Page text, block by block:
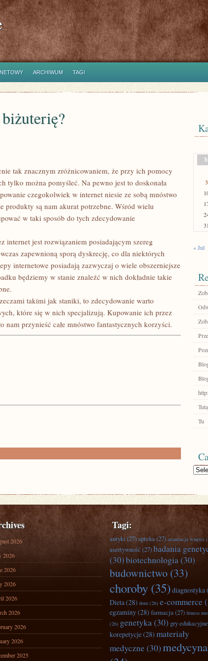
ARCHIWUM TAGI
tak znacznym zróżnicowaniem, że przy ich pomocy
tylko można pomyśleć. Na pewno jest to doskonała
czegokolwiek w internet niesie ze sobą mnóstwo
produkty są nam akurat potrzebne. Wśród wielu
w taki sposób do tych zdecydowanie
jest rozwiązaniem posiadającym szereg
zapewnioną sporą dyskrecję, co dla niektórych
internetowe posiadają zazwyczaj o wiele obszerniejsze
będziemy w stanie znaleźć w nich dokładnie takie
takimi jak staniki, to zdecydowanie warto
które się w nich specjalizują. Kupowanie ich przez
przynieść całe mnóstwo fantastycznych korzyści.
3
31
« Jul
Tu
2026
2026
2026
2026
2026
2026
2026
2026
2025
Tagi:
antyki(27)apteka(27) aranżacja wnętrz
asertywność (27)badania
(30)biotechnologia(30)
budownictwo (33)
choroby (35) diagnostyka
Dieta(28) dom (26) e-commerce
egzaminy(28) farmacja(27) fitness
(26) genetyka(30) gry edukacyjne
korepetycje(28) materiały
medyczne (30)medycyna